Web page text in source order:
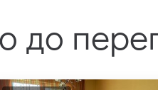
до